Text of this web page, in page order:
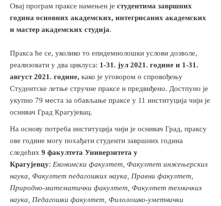
Овај програм праксе намењен је студентима завршних
година основних академских, интегрисаних академских
и мастер академских студија.
Пракса ће се, уколико то епидемиолошки услови дозволе,
реализовати у два циклуса: 1-31. јул 2021. године и 1-31.
август 2021. године, како је уговором о спровођењу
Студентске летње стручне праксе и предвиђено. Достпуно је
укупно 79 места за обављање праксе у 11 институција чији је
оснивач Град Крагујевац.
На основу потреба институција чији је оснивач Град, праксу
ове године могу похађати студенти завршних година
следећих 9 факултета Универзитета у
Крагујевцу: Економски факултет, Факултет инжењерских
наука, Факултет педагошких наука, Правни факултет,
Природно-математички факултет, Факултет техничких
наука, Педагошки факултет, Филолошко-уметнички